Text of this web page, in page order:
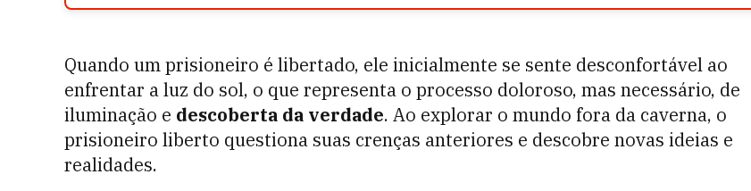
Quando um prisioneiro é libertado, ele inicialmente se sente desconfortável ao
enfrentar a luz do sol, o que representa o processo doloroso, mas necessário, de
iluminação e descoberta da verdade. Ao explorar o mundo fora da caverna, o
prisioneiro liberto questiona suas crenças anteriores e descobre novas ideias e
realidades.